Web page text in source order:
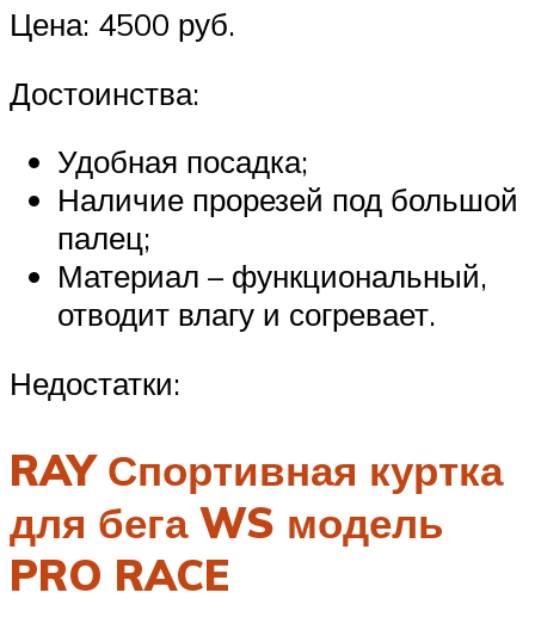
Цена: 4500 руб.
Достоинства:
Удобная посадка;
Наличие прорезей под большой
палец;
Материал – функциональный,
отводит влагу и согревает.
Недостатки:
RAY Спортивная куртка
для бега WS модель
PRO RACE